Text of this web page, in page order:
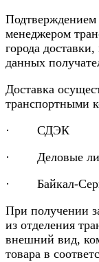
Подтверждением
менеджером
города
данных
Доставка
транспортными
· СДЭК
· Деловые
· Байкал-
При получении
из отделения
внешний вид,
товара в